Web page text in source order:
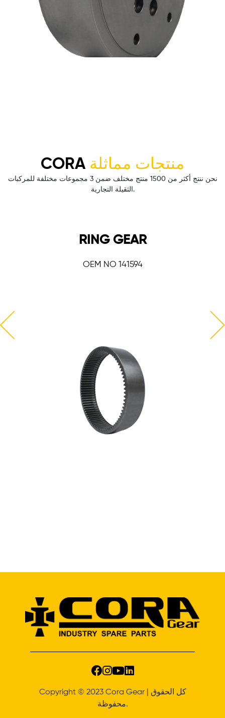
CORA منتجات مماثلة
نحن ننتج أكثر من 1500 منتج مختلف ضمن 3 مجموعات مختلفة للمركبات
الثقيلة التجارية.
RING GEAR
OEM NO 141594
Copyright © 2023 Cora Gear | كل الحقوق
محفوظة.